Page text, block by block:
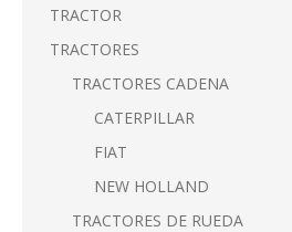
TRACTOR
TRACTORES
TRACTORES CADENA
CATERPILLAR
FIAT
NEW HOLLAND
TRACTORES DE RUEDA